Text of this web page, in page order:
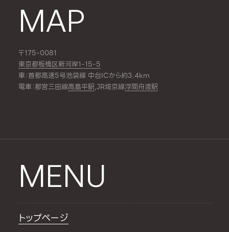
MAP
〒175-0081
東京都板橋区新河岸1-15-5
車：首都高速5号池袋線 中台ICから約3.4km
電車：都営三田線高島平駅,JR埼京線浮間舟渡駅
MENU
トップページ